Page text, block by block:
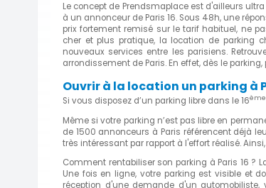
Le concept de Prendsmaplace est d'ailleurs
à un annonceur de Paris 16. Sous 48h, une
prix fortement remisé sur le tarif habituel, ne
cher et plus pratique, la location de parking
nouveaux services entre les parisiens.
arrondissement de Paris. En effet, dès le
Ouvrir à la location un parking à
Si vous disposez d’un parking libre dans le 16ème
Même si votre parking n’est pas libre en
de 1500 annonceurs à Paris référencent déjà
très intéressant par rapport à l'effort réalisé.
Comment rentabiliser son parking à Paris 16 ?
Une fois en ligne, votre parking est visible et
réception d'une demande d'un